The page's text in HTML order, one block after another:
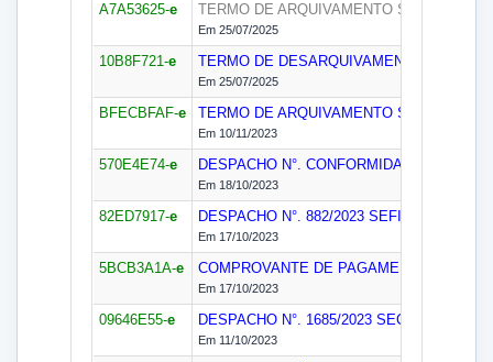
A7A53625-e TERMO DE ARQUIVAMENTO SELIP
Em 25/07/2025
10B8F721-e TERMO DE DESARQUIVAMENTO
Em 25/07/2025
BFECBFAF-e TERMO DE ARQUIVAMENTO SECON
Em 10/11/2023
570E4E74-e DESPACHO N°. CONFORMIDADE
Em 18/10/2023
82ED7917-e DESPACHO N°. 882/2023 SEFIN
Em 17/10/2023
5BCB3A1A-e COMPROVANTE DE PAGAMENTO N°.
Em 17/10/2023
09646E55-e DESPACHO N°. 1685/2023 SECOF
Em 11/10/2023